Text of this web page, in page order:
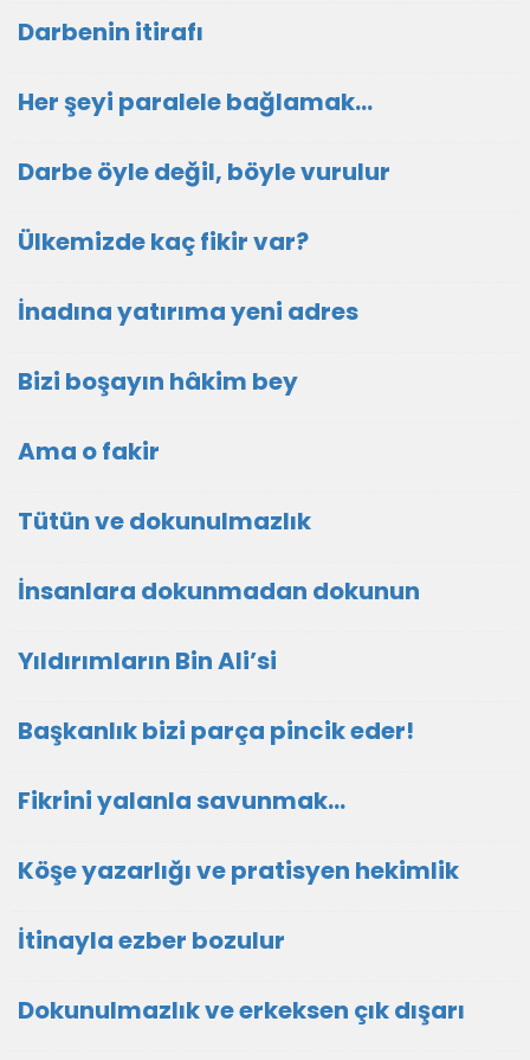
Darbenin itirafı
Her şeyi paralele bağlamak…
Darbe öyle değil, böyle vurulur
Ülkemizde kaç fikir var?
İnadına yatırıma yeni adres
Bizi boşayın hâkim bey
Ama o fakir
Tütün ve dokunulmazlık
İnsanlara dokunmadan dokunun
Yıldırımların Bin Ali’si
Başkanlık bizi parça pincik eder!
Fikrini yalanla savunmak…
Köşe yazarlığı ve pratisyen hekimlik
İtinayla ezber bozulur
Dokunulmazlık ve erkeksen çık dışarı